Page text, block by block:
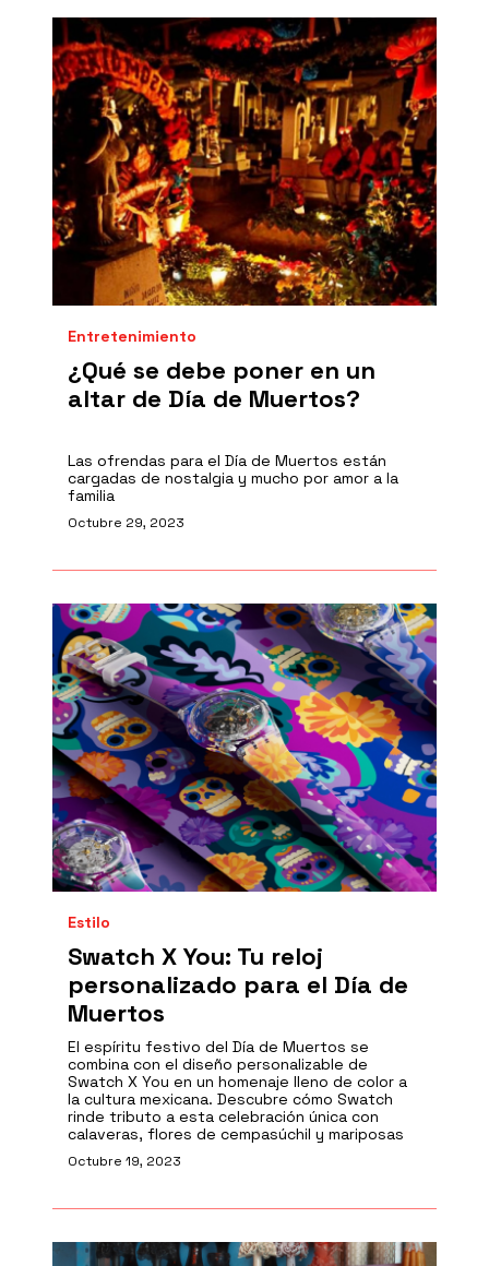
Entretenimiento
¿Qué se debe poner en un
altar de Día de Muertos?
Las ofrendas para el Día de Muertos están
cargadas de nostalgia y mucho por amor a la
familia
Octubre 29, 2023
Estilo
Swatch X You: Tu reloj
personalizado para el Día de
Muertos
El espíritu festivo del Día de Muertos se
combina con el diseño personalizable de
Swatch X You en un homenaje lleno de color a
la cultura mexicana. Descubre cómo Swatch
rinde tributo a esta celebración única con
calaveras, flores de cempasúchil y mariposas
Octubre 19, 2023